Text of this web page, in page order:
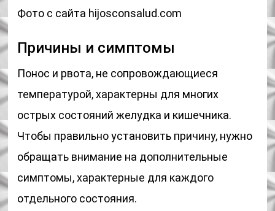
Фото с сайта hijosconsalud.com
Причины и симптомы
Понос и рвота, не сопровождающиеся
температурой, характерны для многих
острых состояний желудка и кишечника.
Чтобы правильно установить причину, нужно
обращать внимание на дополнительные
симптомы, характерные для каждого
отдельного состояния.